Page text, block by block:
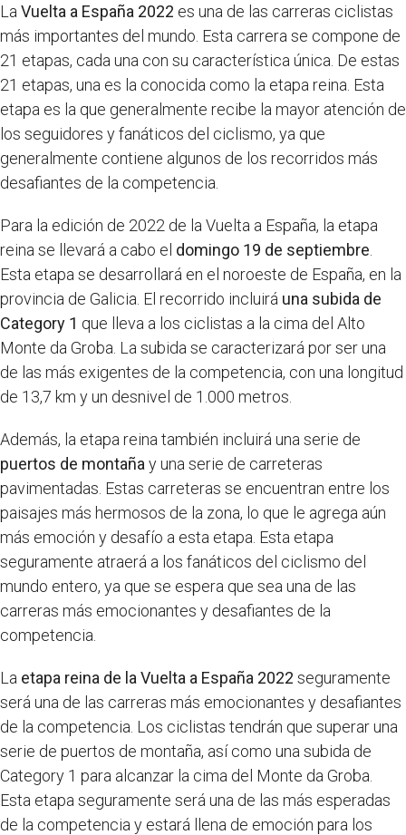
La Vuelta a España 2022 es una de las carreras ciclistas
más importantes del mundo. Esta carrera se compone de
21 etapas, cada una con su característica única. De estas
21 etapas, una es la conocida como la etapa reina. Esta
etapa es la que generalmente recibe la mayor atención de
los seguidores y fanáticos del ciclismo, ya que
generalmente contiene algunos de los recorridos más
desafiantes de la competencia.
Para la edición de 2022 de la Vuelta a España, la etapa
reina se llevará a cabo el domingo 19 de septiembre
Esta etapa se desarrollará en el noroeste de España, en la
provincia de Galicia. El recorrido incluirá una subida de
Category 1 que lleva a los ciclistas a la cima del Alto
Monte da Groba. La subida se caracterizará por ser una
de las más exigentes de la competencia, con una longitud
de 13,7 km y un desnivel de 1.000 metros.
Además, la etapa reina también incluirá una serie de
puertos de montaña y una serie de carreteras
pavimentadas. Estas carreteras se encuentran entre los
paisajes más hermosos de la zona, lo que le agrega aún
más emoción y desafío a esta etapa. Esta etapa
seguramente atraerá a los fanáticos del ciclismo del
mundo entero, ya que se espera que sea una de las
carreras más emocionantes y desafiantes de la
competencia.
La etapa reina de la Vuelta a España 2022 seguramente
será una de las carreras más emocionantes y desafiantes
de la competencia. Los ciclistas tendrán que superar una
serie de puertos de montaña, así como una subida de
Category 1 para alcanzar la cima del Monte da Groba.
Esta etapa seguramente será una de las más esperadas
de la competencia y estará llena de emoción para los